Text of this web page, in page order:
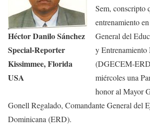
Héctor Danilo Sánchez
Special-Reporter
Kissimmee, Florida
USA
Sem, conscripto
entrenamiento
General del
y
(DGECEM-
miércoles una
honor al Mayor
Gonell Regalado, Comandante General del
Dominicana (ERD).